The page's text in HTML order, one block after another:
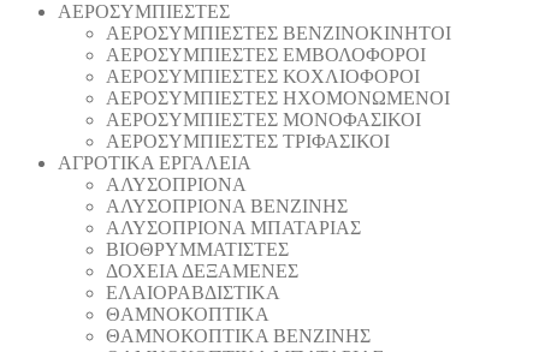
AEΡΟΣΥΜΠΙΕΣΤΕΣ
AEΡΟΣΥΜΠΙΕΣΤΕΣ ΒΕΝΖΙΝΟΚΙΝΗΤΟΙ
AEΡΟΣΥΜΠΙΕΣΤΕΣ ΕΜΒΟΛΟΦΟΡΟΙ
AEΡΟΣΥΜΠΙΕΣΤΕΣ ΚΟΧΛΙΟΦΟΡΟΙ
ΑΕΡΟΣΥΜΠΙΕΣΤΕΣ ΗΧΟΜΟΝΩΜΕΝΟΙ
ΑΕΡΟΣΥΜΠΙΕΣΤΕΣ ΜΟΝΟΦΑΣΙΚΟΙ
ΑΕΡΟΣΥΜΠΙΕΣΤΕΣ ΤΡΙΦΑΣΙΚΟΙ
ΑΓΡΟΤΙΚΑ ΕΡΓΑΛΕΙΑ
AΛΥΣΟΠΡΙΟΝΑ
AΛΥΣΟΠΡΙΟΝΑ ΒΕΝΖΙΝΗΣ
AΛΥΣΟΠΡΙΟΝΑ ΜΠΑΤΑΡΙΑΣ
ΒΙΟΘΡΥΜΜΑΤΙΣΤΕΣ
ΔΟΧΕΙΑ ΔΕΞΑΜΕΝΕΣ
ΕΛΑΙΟΡΑΒΔΙΣΤΙΚΑ
ΘAΜΝΟΚΟΠΤΙΚΑ
ΘAΜΝΟΚΟΠΤΙΚΑ ΒΕΝΖΙΝΗΣ